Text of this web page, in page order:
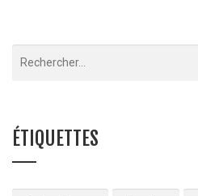
ÉTIQUETTES